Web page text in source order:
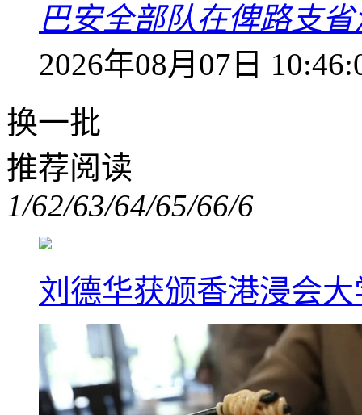
巴安全部队在俾路支
2026年08月07日
换一批
推荐阅读
1/62/63/64/65/66/6
刘德华获颁香港浸会